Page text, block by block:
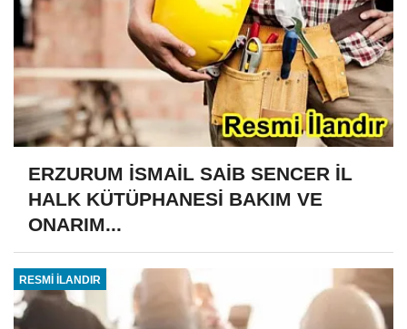
ERZURUM İSMAİL SAİB SENCER İL
HALK KÜTÜPHANESİ BAKIM VE
ONARIM...
RESMİ İLANDIR